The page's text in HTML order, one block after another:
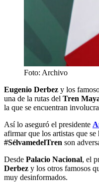
Foto: Archivo
Eugenio Derbez y los
una de la rutas del Tren
la que se encuentran
Así lo aseguró el presidente
afirmar que los artistas que se
#SélvamedelTren son
Desde Palacio Nacional, el
Derbez y los otros famosos
muy desinformados.